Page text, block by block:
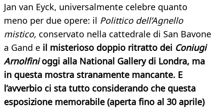
Jan van Eyck, universalmente celebre quanto
meno per due opere: il Polittico dell’Agnello
mistico, conservato nella cattedrale di San Bavone
a Gand e il misterioso doppio ritratto dei Coniugi
Arnolfinioggi alla National Gallery di Londra, ma
in questa mostra stranamente mancante. E
l’avverbio ci sta tutto considerando che questa
esposizione memorabile (aperta fino al 30 aprile)